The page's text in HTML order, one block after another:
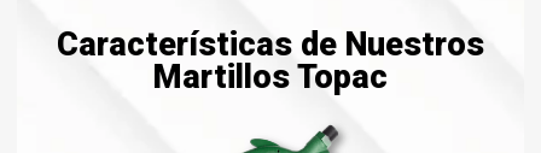
Características de Nuestros
Martillos Topac